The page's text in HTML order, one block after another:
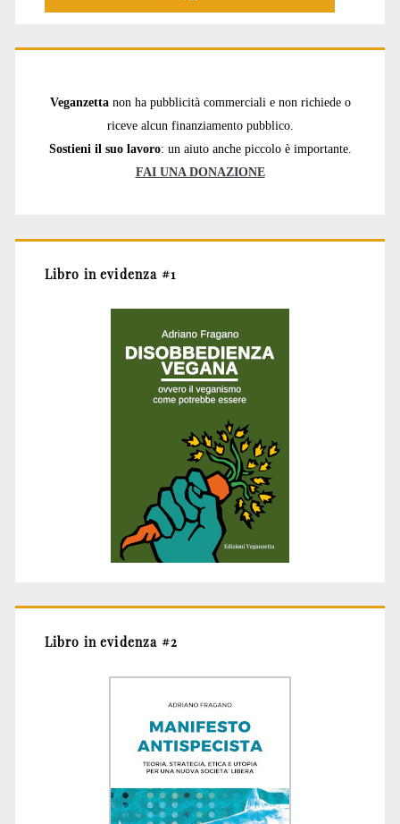
Veganzetta non ha pubblicità commerciali e non richiede o
riceve alcun finanziamento pubblico.
Sostieni il suo lavoro: un aiuto anche piccolo è importante.
FAI UNA DONAZIONE
Libro in evidenza #1
Libro in evidenza #2